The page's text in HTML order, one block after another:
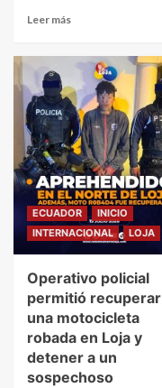
Leer más
ECUADOR
INICIO
INTERNACIONAL
LOJA
Operativo policial
permitió recuperar
una motocicleta
robada en Loja y
detener a un
sospechoso